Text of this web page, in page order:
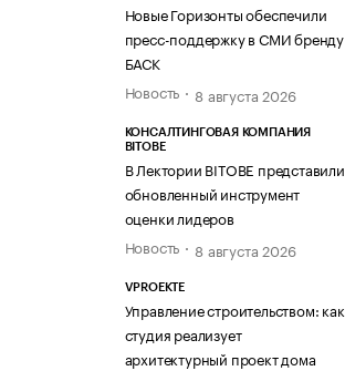
Новые Горизонты обеспечили
пресс-поддержку в СМИ бренду
БАСК
Новость
8 августа 2026
КОНСАЛТИНГОВАЯ КОМПАНИЯ
BITOBE
В Лектории BITOBE представили
обновленный инструмент
оценки лидеров
Новость
8 августа 2026
VPROEKTE
Управление строительством: как
студия реализует
архитектурный проект дома